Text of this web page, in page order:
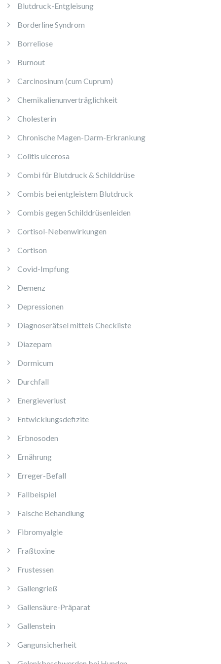
Blutdruck-Entgleisung
Borderline Syndrom
Borreliose
Burnout
Carcinosinum (cum Cuprum)
Chemikalienunverträglichkeit
Cholesterin
Chronische Magen-Darm-Erkrankung
Colitis ulcerosa
Combi für Blutdruck & Schilddrüse
Combis bei entgleistem Blutdruck
Combis gegen Schilddrüsenleiden
Cortisol-Nebenwirkungen
Cortison
Covid-Impfung
Demenz
Depressionen
Diagnoserätsel mittels Checkliste
Diazepam
Dormicum
Durchfall
Energieverlust
Entwicklungsdefizite
Erbnosoden
Ernährung
Erreger-Befall
Fallbeispiel
Falsche Behandlung
Fibromyalgie
Fraßtoxine
Frustessen
Gallengrieß
Gallensäure-Präparat
Gallenstein
Gangunsicherheit